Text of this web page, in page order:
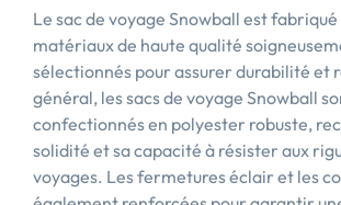
Le sac de voyage Snowball est
matériaux de haute qualité
sélectionnés pour assurer durabilité et
général, les sacs de voyage Snowball
confectionnés en polyester robuste,
solidité et sa capacité à résister aux
voyages. Les fermetures éclair et les